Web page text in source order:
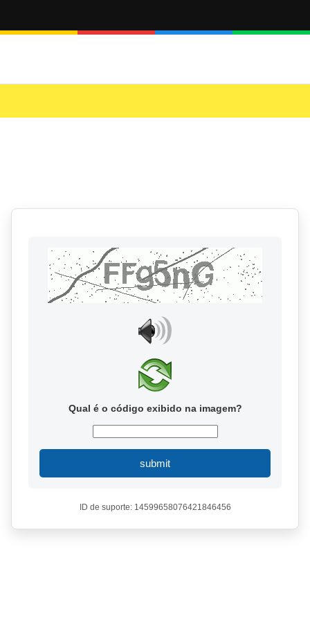
Qual é o código exibido na imagem?
submit
ID de suporte: 14599658076421846456